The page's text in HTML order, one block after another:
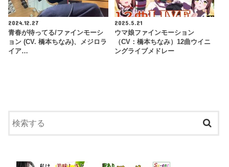
2024.12.27
青春が待ってる/ファインモーシ
ョン (CV. 橋本ちなみ)、メジロラ
イア…
2025.5.21
ウマ娘ファインモーション
（CV：橋本ちなみ）12曲ウイニ
ングライブメドレー